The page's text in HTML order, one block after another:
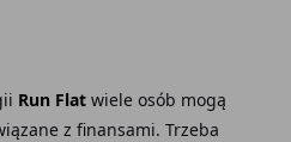
Run Flat wiele osób mogą
z finansami. Trzeba